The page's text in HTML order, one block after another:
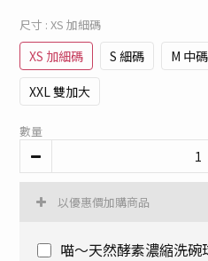
尺寸 : XS 加細碼
XS 加細碼 S 細碼 M 中碼
XXL 雙加大
數量
以優惠價加購商品
喵～天然酵素濃縮洗碗